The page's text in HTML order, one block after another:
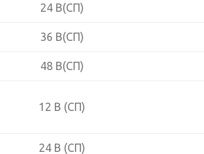
24 В(СП)
36 В(СП)
48 В(СП)
12 В (СП)
24 В (СП)